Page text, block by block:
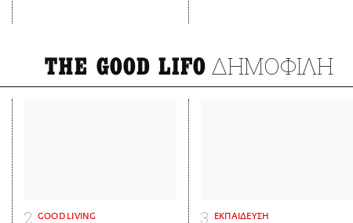
THE GOOD LIFO ΔΗΜΟΦΙΛΗ
GOOD LIVING ΕΚΠΑΙΔΕΥΣΗ